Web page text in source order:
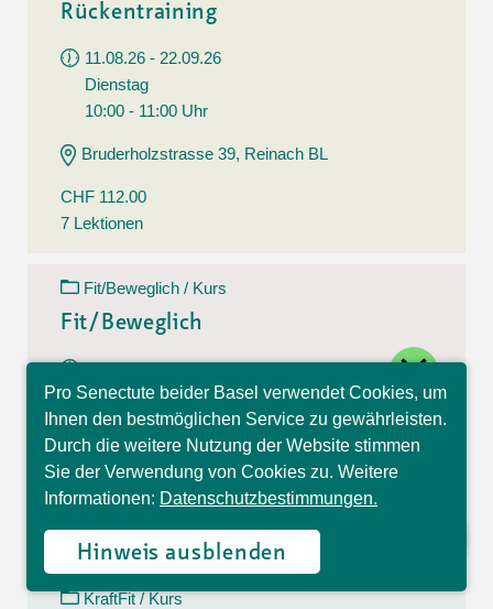
Rückentraining
11.08.26 - 22.09.26
Dienstag
10:00 - 11:00 Uhr
Bruderholzstrasse 39, Reinach BL
CHF 112.00
7 Lektionen
Fit/Beweglich / Kurs
Fit/Beweglich
11.08.26 - 22.09.26
Dienstag
10:30 - 11:30 Uhr
Belchenstrasse 15, Basel
CHF 112.00
7 Lektionen
KraftFit / Kurs
Pro Senectute beider Basel verwendet Cookies, um
Ihnen den bestmöglichen Service zu gewährleisten.
Durch die weitere Nutzung der Website stimmen
Sie der Verwendung von Cookies zu. Weitere
Informationen: Datenschutzbestimmungen.
Hinweis ausblenden
Hallo, ich bin Sophia und
beantworte gerne Ihre
Fragen.
close